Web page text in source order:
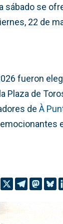
sábado se
22 de
fueron
Plaza de
de À